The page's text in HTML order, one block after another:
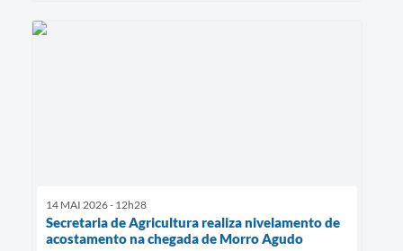
14 MAI 2026 - 12h28
Secretaria de Agricultura realiza nivelamento de
acostamento na chegada de Morro Agudo